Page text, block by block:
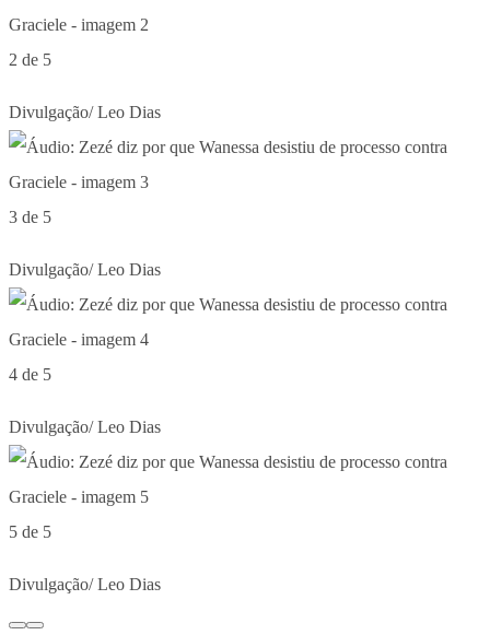
2 de 5
Divulgação/ Leo Dias
3 de 5
Divulgação/ Leo Dias
4 de 5
Divulgação/ Leo Dias
5 de 5
Divulgação/ Leo Dias